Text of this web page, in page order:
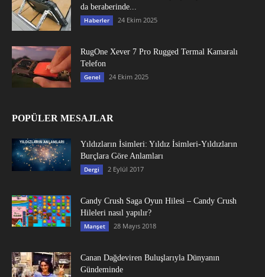
da beraberinde...
Haberler 24 Ekim 2025
RugOne Xever 7 Pro Rugged Termal Kamaralı
Telefon
Genel 24 Ekim 2025
POPÜLER MESAJLAR
Yıldızların İsimleri: Yıldız İsimleri-Yıldızların
Burçlara Göre Anlamları
Dergi 2 Eylül 2017
Candy Crush Saga Oyun Hilesi – Candy Crush
Hileleri nasıl yapılır?
Manşet 28 Mayıs 2018
Canan Dağdeviren Buluşlarıyla Dünyanın
Gündeminde